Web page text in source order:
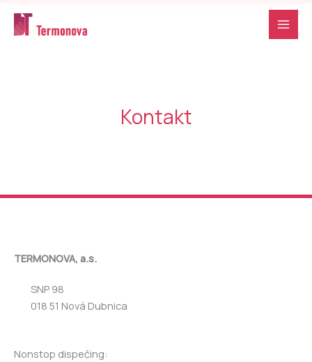
Kontakt
TERMONOVA, a.s.
SNP 98
018 51 Nová Dubnica
Nonstop dispečing: